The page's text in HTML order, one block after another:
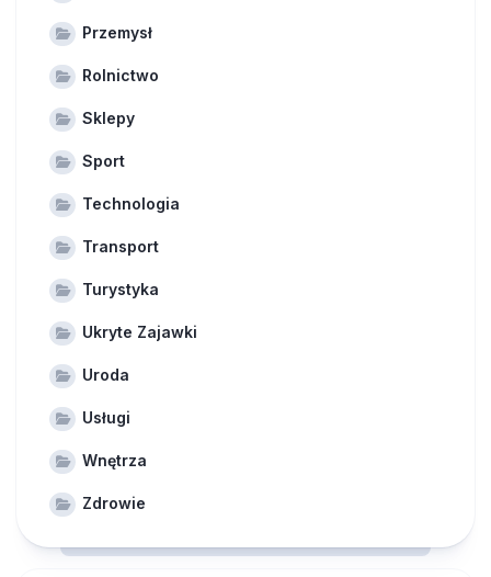
Przemysł
Rolnictwo
Sklepy
Sport
Technologia
Transport
Turystyka
Ukryte Zajawki
Uroda
Usługi
Wnętrza
Zdrowie